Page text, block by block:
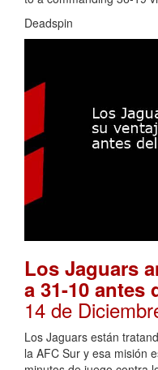
Deadspin
Los Jaguars
a 31-10 antes
14 de
Los Jaguars están
la AFC Sur y esa misión